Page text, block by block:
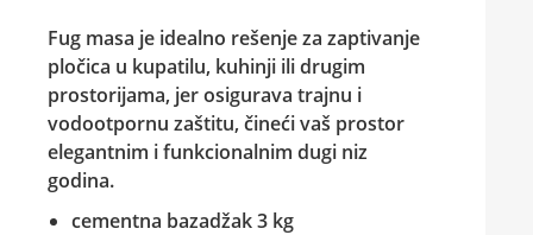
Fug masa je idealno rešenje za zaptivanje
pločica u kupatilu, kuhinji ili drugim
prostorijama, jer osigurava trajnu i
vodootpornu zaštitu, čineći vaš prostor
elegantnim i funkcionalnim dugi niz
godina.
cementna bazadžak 3 kg